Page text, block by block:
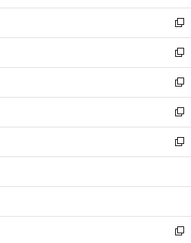
開
く
ウ
で
開
く
ン
ド
ウ
で
開
く
ウ
ィ
ン
ド
ウ
で
開
く
新
し
い
ウ
ィ
ン
ド
ウ
で
開
新
し
い
ウ
ィ
ン
ド
ウ
開
新
し
い
ウ
ィ
ン
ウ
開
く
新
し
い
ウ
ン
ウ
で
新
し
ウ
ン
ド
新